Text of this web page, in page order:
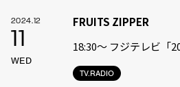
2024.12
11
WED
TV.RADIO
FRUITS ZIPPER
18:30〜 フジテレビ「